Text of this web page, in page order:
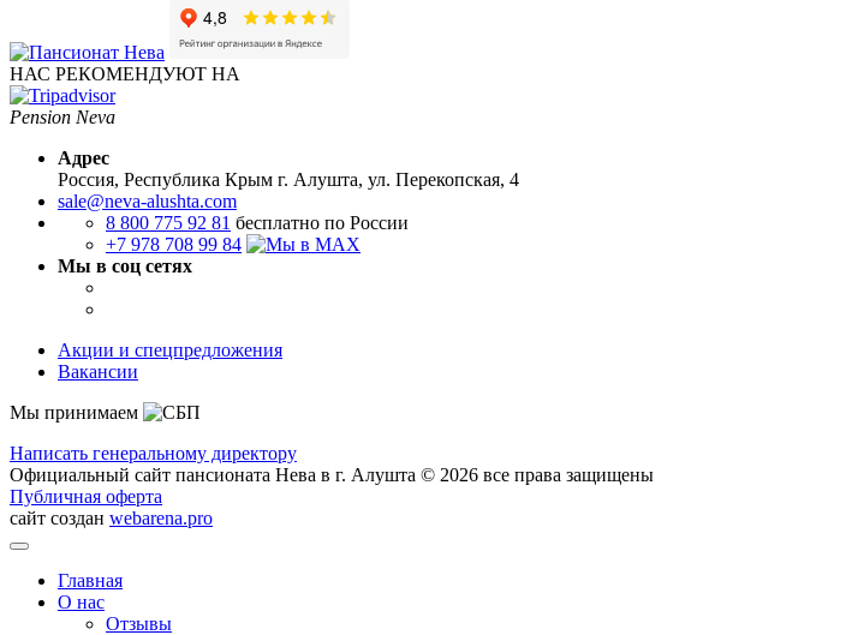
НАС РЕКОМЕНДУЮТ НА
Pension Neva
Адрес
Россия, Республика Крым г. Алушта, ул. Перекопская, 4
sale@neva-alushta.com
8 800 775 92 81 бесплатно по России
+7 978 708 99 84
Мы в соц сетях
Акции и спецпредложения
Вакансии
Мы принимаем
Написать генеральному директору
Официальный сайт пансионата Нева в г. Алушта © 2026 все права защищены
Публичная оферта
сайт создан webarena.pro
Главная
О нас
Отзывы